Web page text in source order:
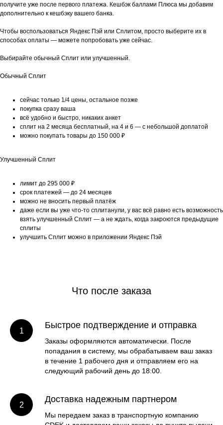
получите уже после первого платежа. Кешбэк баллами Плюса мы добавим
дополнительно к кешбэку вашего банка.
Чтобы воспользоваться Яндекс Пэй или Сплитом, просто выберите их в
способах оплаты — можете попробовать уже сейчас.
Выбирайте обычный Сплит или улучшенный.
Обычный Сплит
сейчас только 1/4 цены, остальное позже
покупка сразу ваша
всё удобно и быстро, никаких анкет
сплит на 2 месяца бесплатный, на 4 и 6 — с небольшой доплатой
можно покупать товары до 150 000 ₽
Улучшенный Сплит
лимит до 295 000 ₽
срок платежей — до 24 месяцев
можно не вносить первый платёж
даже если вы уже что-то сплитанули, у вас всё равно есть возможность
взять улучшенный Сплит — а не ждать, когда закроются предыдущие
сплиты
улучшить Сплит можно в приложении Яндекс Пэй
Что после заказа
Быстрое подтверждение и отправка
Заказы оформляются автоматически. После
попадания в систему, мы обрабатываем ваш заказ
в течение 1 рабочего дня и отправляем его на
следующий рабочий день до 18:00.
Доставка надежным партнером
Мы передаем заказ в транспортную компанию